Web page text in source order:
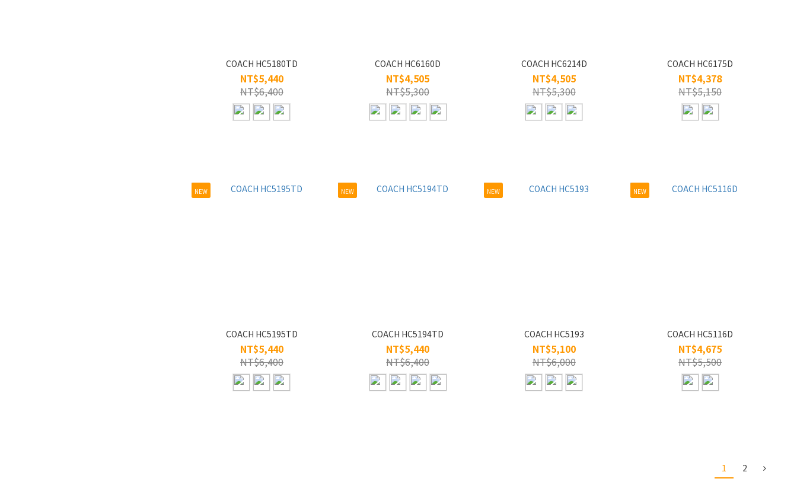
COACH HC5180TD
NT$5,440
NT$6,400
COACH HC6160D
NT$4,505
NT$5,300
COACH HC6214D
NT$4,505
NT$5,300
COACH HC6175D
NT$4,378
NT$5,150
NEW
COACH HC5195TD
NT$5,440
NT$6,400
NEW
COACH HC5194TD
NT$5,440
NT$6,400
NEW
COACH HC5193
NT$5,100
NT$6,000
NEW
COACH HC5116D
NT$4,675
NT$5,500
1 2